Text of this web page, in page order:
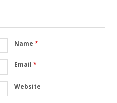
Name *
Email *
Website